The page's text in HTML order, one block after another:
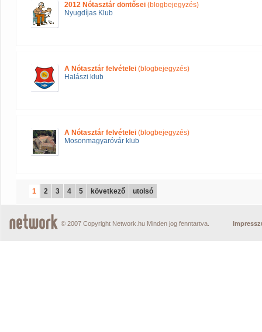
2012 Nótasztár döntősei (blogbejegyzés)
Nyugdíjas Klub
A Nótasztár felvételei (blogbejegyzés)
Halászi klub
A Nótasztár felvételei (blogbejegyzés)
Mosonmagyaróvár klub
1 2 3 4 5 következő utolsó
© 2007 Copyright Network.hu Minden jog fenntartva.